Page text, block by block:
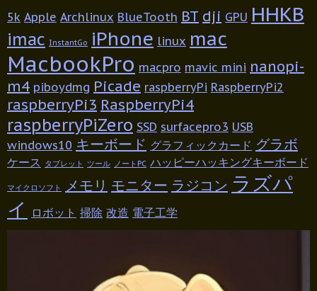
5k Apple Archlinux BlueTooth BT dji GPU HHKB
imac InstantGo iPhone linux mac
MacbookPro macpro mavic mini nanopi-
m4 piboydmg Picade raspberryPi RaspberryPi2
raspberryPi3 RaspberryPi4
raspberryPiZero SSD surfacepro3 USB
windows10 キーボード グラフィックカード グラボ
ケース タブレット ツール ノートPC ハッピーハッキングキーボード
マイクロソフト メモリ モニター ラジコン ラズパ
イ
ロボット 掃除 改造 電子工学